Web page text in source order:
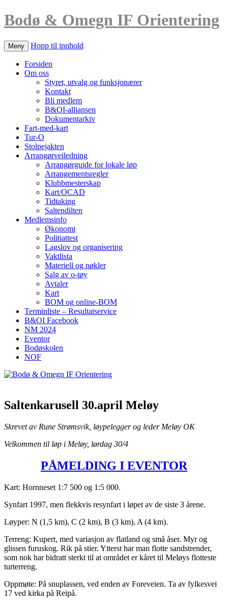
Bodø & Omegn IF Orientering
Meny Hopp til innhold
Forsiden
Om oss
Styret, utvalg og funksjonærer
Kontakt
Bli medlem
B&OI-alliansen
Dokumentarkiv
Fart-med-kart
Tur-O
Stolpejakten
Arrangørveiledning
Arrangørguide for lokale løp
Arrangementsregler
Klubbmesterskap
Kart/OCAD
Tidtaking
Saltendilten
Medlemsinfo
Økonomi
Politiattest
Lagslov og organisering
Vaktlista
Materiell og nøkler
Salg av o-tøy
Avtaler
Kart
BOM og online-BOM
Terminliste – Resultatservice
B&OI Facebook
NM 2024
Eventor
Bodøskolen
NOF
Saltenkarusell 30.april Meløy
Skrevet av Rune Strømsvik, løypelegger og leder Meløy OK
Velkommen til løp i Meløy, lørdag 30/4
PÅMELDING I EVENTOR
Kart: Hornneset 1:7 500 og 1:5 000.
Synfart 1997, men flekkvis resynfart i løpet av de siste 3 årene.
Løyper: N (1,5 km), C (2 km), B (3 km), A (4 km).
Terreng: Kupert, med variasjon av flatland og små åser. Myr og
glissen furuskog. Rik på stier. Ytterst har man flotte sandstrender,
som nok har bidratt sterkt til at området er kåret til Meløys flotteste
turterreng.
Oppmøte: På snuplassen, ved enden av Foreveien. Ta av fylkesvei
17 ved kirka på Reipå.